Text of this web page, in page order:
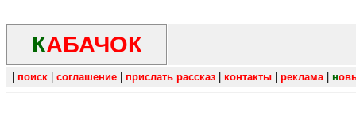
КАБАЧОК
поиск соглашение прислать рассказ контакты реклама| н